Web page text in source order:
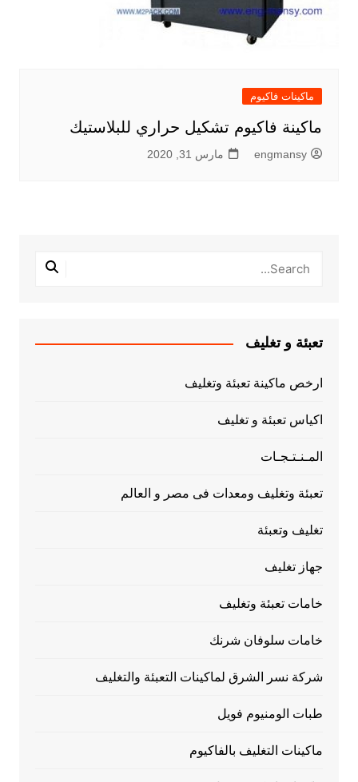
ماكينات فاكيوم
ماكينة فاكيوم تشكيل حراري للبلاستيك
engmansy مارس 31, 2020
تعبئة و تغليف
ارخص ماكينة تعبئة وتغليف
اكياس تعبئة و تغليف
المـنـتـجـات
تعبئة وتغليف ومعدات فى مصر و العالم
تغليف وتعبئة
جهاز تغليف
خامات تعبئة وتغليف
خامات سلوفان شرنك
شركة نسر الشرق لماكينات التعبئة والتغليف
طبات الومنيوم فويل
ماكينات التغليف بالفاكيوم